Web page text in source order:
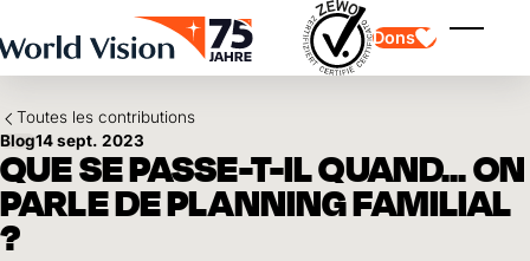
Dons
Toutes les contributions
Blog14 sept. 2023
QUE SE PASSE-T-IL QUAND... ON
PARLE DE PLANNING FAMILIAL
?